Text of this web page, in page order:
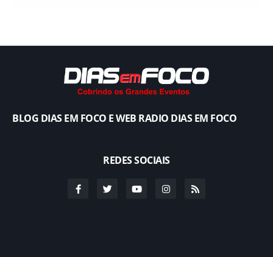
BLOG DIAS EM FOCO E WEB RADIO DIAS EM FOCO
REDES SOCIAIS